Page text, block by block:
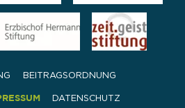
BEITRAGSORDNUNG
Navigation
DATENSCHUTZ